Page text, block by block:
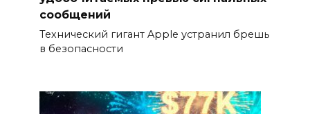
сообщений
Технический гигант Apple устранил брешь
в безопасности